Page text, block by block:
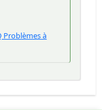
Problèmes à